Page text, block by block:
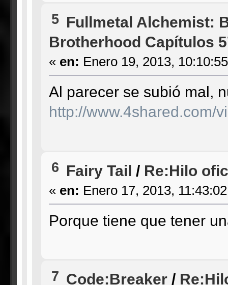
5 Fullmetal Alchemist:
Brotherhood Capítulos
« en: Enero 19, 2013,
Al parecer se subió mal,
http://www.4shared.com/
6 Fairy Tail / Re:Hilo
« en: Enero 17, 2013,
Porque tiene que tener
7 Code:Breaker/